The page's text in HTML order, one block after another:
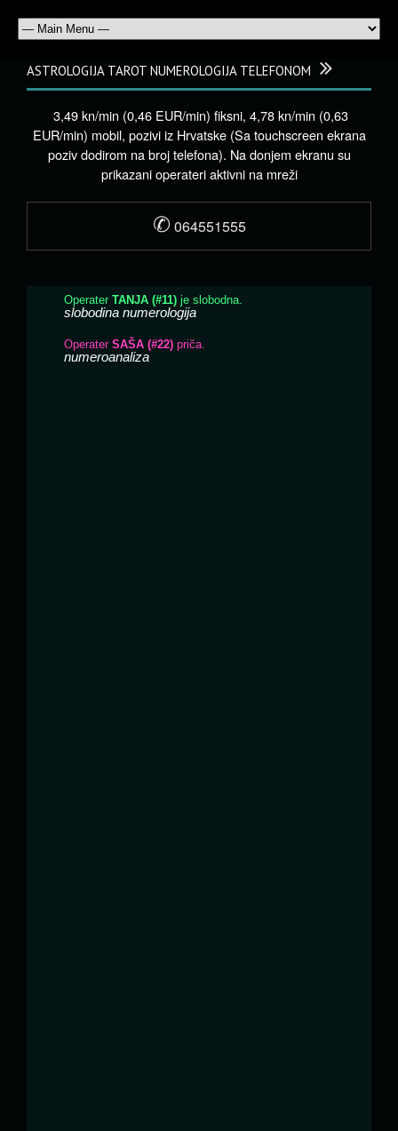
ASTROLOGIJA TAROT NUMEROLOGIJA TELEFONOM
3,49 kn/min (0,46 EUR/min) fiksni, 4,78 kn/min (0,63
EUR/min) mobil, pozivi iz Hrvatske (Sa touchscreen ekrana
poziv dodirom na broj telefona). Na donjem ekranu su
prikazani operateri aktivni na mreži
✆ 064551555